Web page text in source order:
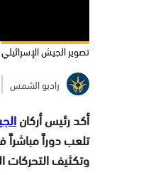
تصوير الجيش الإسرائيلي
راديو الشمس
أكد رئيس أركان
تلعب دوراً
وتكثيف